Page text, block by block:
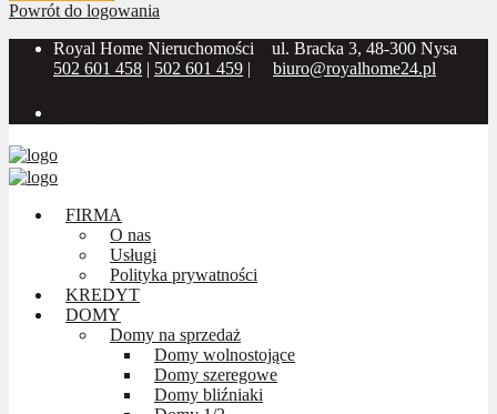
Powrót do logowania
Royal Home Nieruchomości
ul. Bracka 3, 48-300 Nysa
502 601 458 | 502 601 459 | biuro@royalhome24.pl
FIRMA
O nas
Usługi
Polityka prywatności
KREDYT
DOMY
Domy na sprzedaż
Domy wolnostojące
Domy szeregowe
Domy bliźniaki